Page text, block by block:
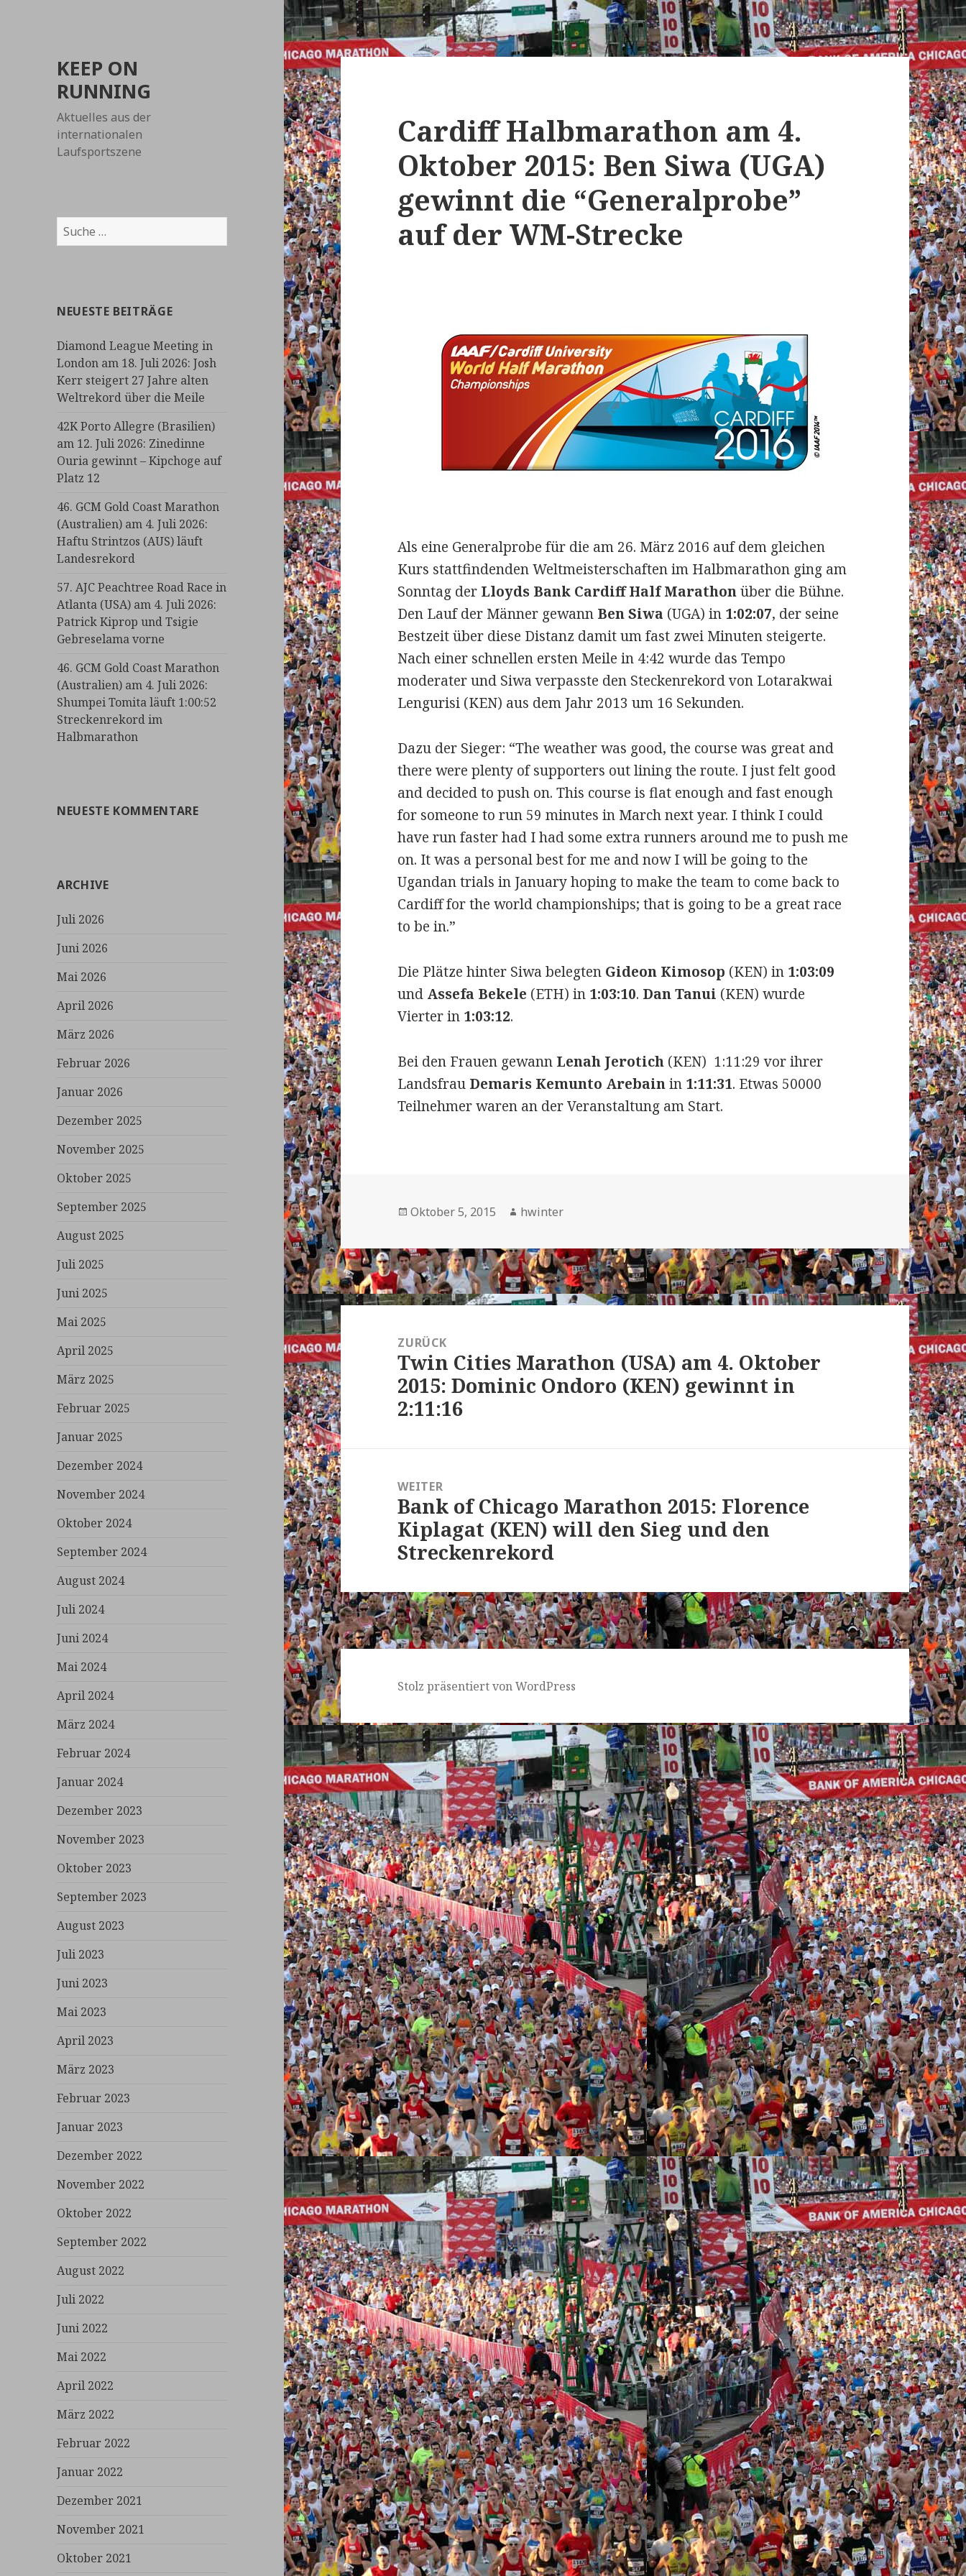
KEEP ON
RUNNING
Aktuelles aus der
internationalen
Laufsportszene
Suche
nach:
NEUESTE BEITRÄGE
Diamond League Meeting in
London am 18. Juli 2026: Josh
Kerr steigert 27 Jahre alten
Weltrekord über die Meile
42K Porto Allegre (Brasilien)
am 12. Juli 2026: Zinedinne
Ouria gewinnt – Kipchoge auf
Platz 12
46. GCM Gold Coast Marathon
(Australien) am 4. Juli 2026:
Haftu Strintzos (AUS) läuft
Landesrekord
57. AJC Peachtree Road Race in
Atlanta (USA) am 4. Juli 2026:
Patrick Kiprop und Tsigie
Gebreselama vorne
46. GCM Gold Coast Marathon
(Australien) am 4. Juli 2026:
Shumpei Tomita läuft 1:00:52
Streckenrekord im
Halbmarathon
NEUESTE KOMMENTARE
ARCHIVE
Juli 2026
Juni 2026
Mai 2026
April 2026
März 2026
Februar 2026
Januar 2026
Dezember 2025
November 2025
Oktober 2025
September 2025
August 2025
Juli 2025
Juni 2025
Mai 2025
April 2025
März 2025
Februar 2025
Januar 2025
Dezember 2024
November 2024
Oktober 2024
September 2024
August 2024
Juli 2024
Juni 2024
Mai 2024
April 2024
März 2024
Februar 2024
Januar 2024
Dezember 2023
November 2023
Oktober 2023
September 2023
August 2023
Juli 2023
Juni 2023
Mai 2023
April 2023
März 2023
Februar 2023
Januar 2023
Dezember 2022
November 2022
Oktober 2022
September 2022
August 2022
Juli 2022
Juni 2022
Mai 2022
April 2022
März 2022
Februar 2022
Januar 2022
Dezember 2021
November 2021
Oktober 2021
Cardiff Halbmarathon am 4.
Oktober 2015: Ben Siwa (UGA)
gewinnt die “Generalprobe”
auf der WM-Strecke
Als eine Generalprobe für die am 26. März 2016 auf dem gleichen
Kurs stattfindenden Weltmeisterschaften im Halbmarathon ging am
Sonntag der Lloyds Bank Cardiff Half Marathonüber die Bühne.
Den Lauf der Männer gewann Ben Siwa (UGA) in 1:02:07, der seine
Bestzeit über diese Distanz damit um fast zwei Minuten steigerte.
Nach einer schnellen ersten Meile in 4:42 wurde das Tempo
moderater und Siwa verpasste den Steckenrekord von Lotarakwai
Lengurisi (KEN) aus dem Jahr 2013 um 16 Sekunden.
Dazu der Sieger: “The weather was good, the course was great and
there were plenty of supporters out lining the route. I just felt good
and decided to push on. This course is flat enough and fast enough
for someone to run 59 minutes in March next year. I think I could
have run faster had I had some extra runners around me to push me
on. It was a personal best for me and now I will be going to the
Ugandan trials in January hoping to make the team to come back to
Cardiff for the world championships; that is going to be a great race
to be in.”
Die Plätze hinter Siwa belegten Gideon Kimosop (KEN) in 1:03:09
und Assefa Bekele (ETH) in 1:03:10. Dan Tanui (KEN) wurde
Vierter in 1:03:12.
Bei den Frauen gewann Lenah Jerotich (KEN) 1:11:29 vor ihrer
Landsfrau Demaris Kemunto Arebainin 1:11:31. Etwas 50000
Teilnehmer waren an der Veranstaltung am Start.
Veröffentlicht
Oktober 5, 2015 Autor
hwinter
Beitrags-
NavigationZURÜCK
Vorheriger
Beitrag:
Twin Cities Marathon (USA) am 4. Oktober
2015: Dominic Ondoro (KEN) gewinnt in
2:11:16
WEITER
Nächster
Beitrag:
Bank of Chicago Marathon 2015: Florence
Kiplagat (KEN) will den Sieg und den
Streckenrekord
Stolz präsentiert von WordPress